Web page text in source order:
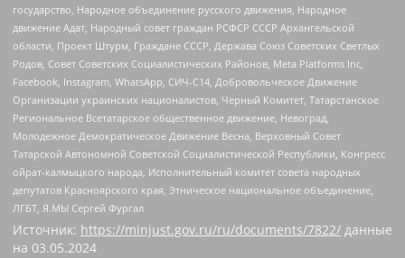
государство, Народное объединение русского движения, Народное
движение Адат, Народный совет граждан РСФСР СССР Архангельской
области, Проект Штурм, Граждане СССР, Держава Союз Советских Светлых
Родов, Совет Советских Социалистических Районов, Meta Platforms Inc,
Facebook, Instagram, WhatsApp, СИЧ-С14, Добровольческое Движение
Организации украинских националистов, Черный Комитет, Татарстанское
Региональное Всетатарское общественное движение, Невоград,
Молодежное Демократическое Движение Весна, Верховный Совет
Татарской Автономной Советской Социалистической Республики, Конгресс
ойрат-калмыцкого народа, Исполнительный комитет совета народных
депутатов Красноярского края, Этническое национальное объединение,
ЛГБТ, Я.МЫ Сергей Фургал
Источник: https://minjust.gov.ru/ru/documents/7822/ данные
на 03.05.2024